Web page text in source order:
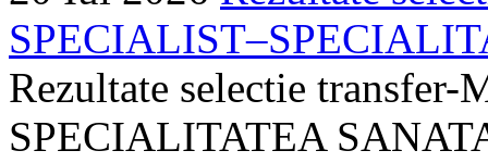
Rezultate selectie
SPECIALITATEA